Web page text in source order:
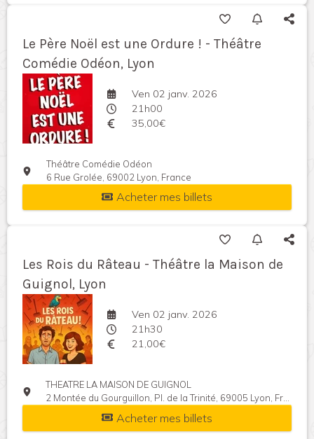
Le Père Noël est une Ordure ! - Théâtre
Comédie Odéon, Lyon
Ven 02 janv. 2026
21h00
35,00€
Théâtre Comédie Odéon
6 Rue Grolée, 69002 Lyon, France
Acheter mes billets
Les Rois du Râteau - Théâtre la Maison de
Guignol, Lyon
Ven 02 janv. 2026
21h30
21,00€
THEATRE LA MAISON DE GUIGNOL
2 Montée du Gourguillon, Pl. de la Trinité, 69005 Lyon, France
Acheter mes billets